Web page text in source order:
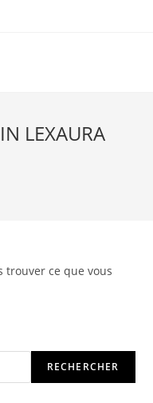
LEXAURA
trouver ce que vous
RECHERCHER